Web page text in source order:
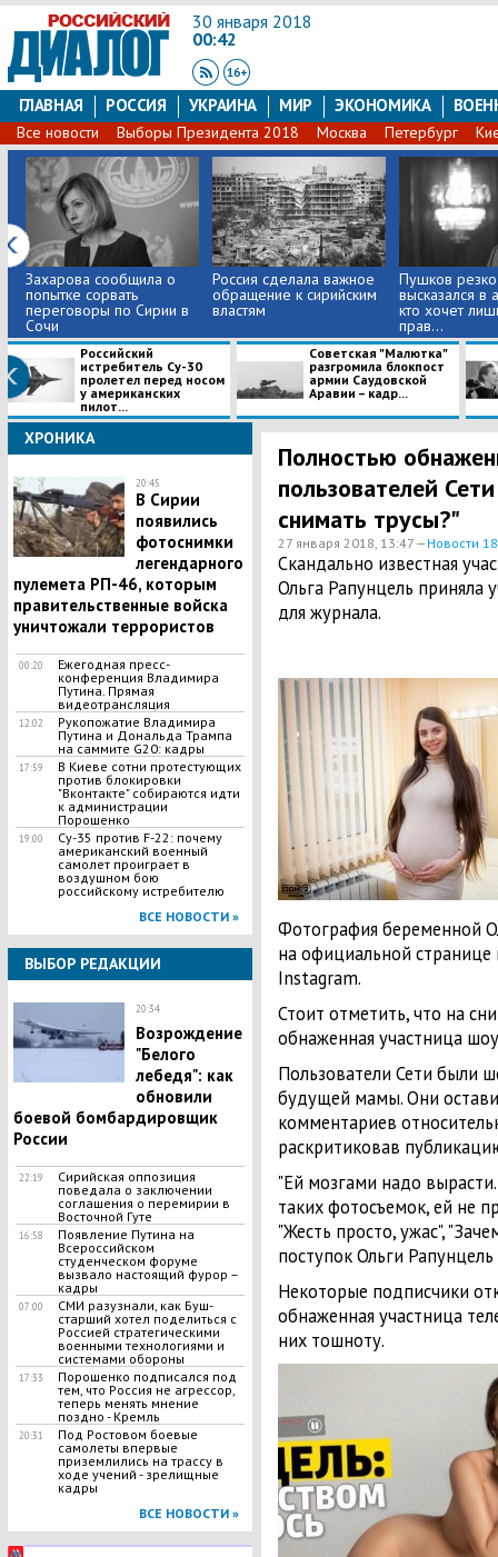
30 января 2018
00:42
ГЛАВНАЯ РОССИЯ УКРАИНА МИР ЭКОНОМИКА
Все новости Выборы Президента 2018 Москва Петербург
Захарова сообщила о
попытке сорвать
переговоры по Сирии в
Сочи
Россия сделала важное
обращение к сирийским
властям
Пушков резко
высказался в
кто хочет
прав...
Российский
истребитель Су-30
пролетел перед носом
у американских
пилот...
Советская "Малютка"
разгромила блокпост
армии Саудовской
Аравии – кадр...
ХРОНИКА
20:45
В Сирии
появились
фотоснимки
легендарного
пулемета РП-46, которым
правительственные войска
уничтожали террористов
00:20
Ежегодная пресс-
конференция Владимира
Путина. Прямая
видеотрансляция
12:02
Рукопожатие Владимира
Путина и Дональда Трампа
на саммите G20: кадры
17:59
В Киеве сотни протестующих
против блокировки
"Вконтакте" собираются идти
к администрации
Порошенко
19:00
Су-35 против F-22: почему
американский военный
самолет проиграет в
воздушном бою
российскому истребителю
ВСЕ НОВОСТИ »
ВЫБОР РЕДАКЦИИ
20:34
Возрождение
"Белого
лебедя": как
обновили
боевой бомбардировщик
России
22:19
Сирийская оппозиция
поведала о заключении
соглашения о перемирии в
Bocточной Гyте
16:58
Появление Путина на
Всероссийском
студенческом форуме
вызвало настоящий фурор –
кадры
07:00
СМИ разузнали, как Буш-
старший хотел поделиться с
Россией стратегическими
военными технологиями и
системами обороны
17:33
Порошенко подписался под
тем, что Россия не агрессор,
теперь менять мнение
поздно - Кремль
20:31
Под Ростовом боевые
самолеты впервые
приземлились на трассу в
ходе учений - зрелищные
кадры
ВСЕ НОВОСТИ »
​Полностью
пользователей
снимать трусы?"
27 января 2018, 13:47 —Новости
Скандально известная
Ольга Рапунцель приняла
для журнала.
Фотография беременной
на официальной
Instagram.
Стоит отметить, что на
обнаженная участница
Пользователи Сети были
будущей мамы. Они
комментариев
раскритиковав
"Ей мозгами надо
таких фотосъемок, ей не
"Жесть просто, ужас",
поступок Ольги
Некоторые подписчики
обнаженная участница
них тошноту.